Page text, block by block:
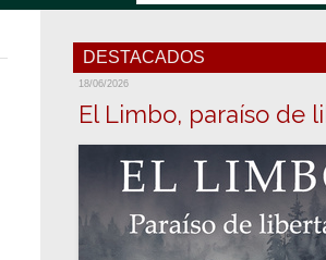
DESTACADOS
18/06/2026
El Limbo, paraíso de